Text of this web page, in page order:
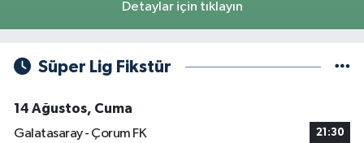
Detaylar için tıklayın
Süper Lig Fikstür
14 Ağustos, Cuma
Galatasaray - Çorum FK
21:30